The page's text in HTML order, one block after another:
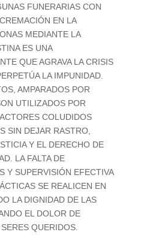
FUNERARIAS CON
EN LA
MEDIANTE LA
ES UNA
QUE AGRAVA LA CRISIS
LA IMPUNIDAD.
AMPARADOS POR
UTILIZADOS POR
COLUDIDOS
SIN DEJAR RASTRO,
Y EL DERECHO DE
LA FALTA DE
Y SUPERVISIÓN EFECTIVA
SE REALICEN EN
LA DIGNIDAD DE LAS
EL DOLOR DE
QUERIDOS.